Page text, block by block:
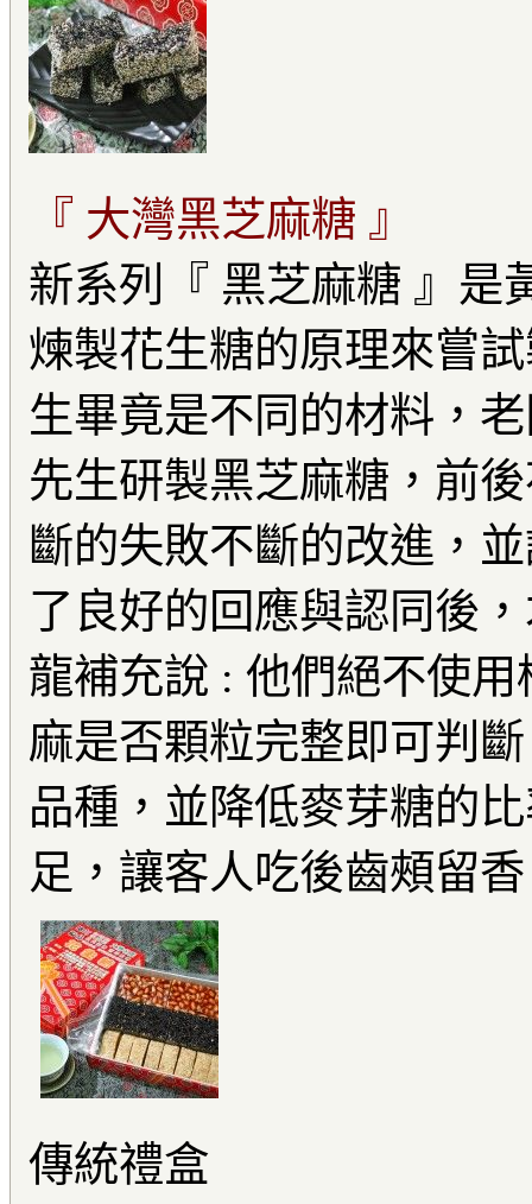
『 大灣黑芝麻糖 』
新系列『 黑芝麻糖 』是
煉製花生糖的原理來嘗
生畢竟是不同的材料，
先生研製黑芝麻糖，前
斷的失敗不斷的改進，
了良好的回應與認同後
龍補充說 : 他們絕不使
麻是否顆粒完整即可判
品種，並降低麥芽糖的
足，讓客人吃後齒頰留
傳統禮盒